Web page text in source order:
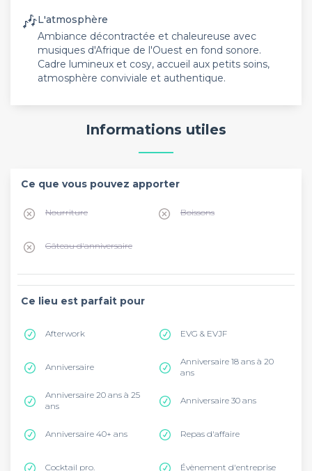
🎶L'atmosphère
Ambiance décontractée et chaleureuse avec
musiques d'Afrique de l'Ouest en fond sonore.
Cadre lumineux et cosy, accueil aux petits soins,
atmosphère conviviale et authentique.
Informations utiles
Ce que vous pouvez apporter
Nourriture Boissons
Gâteau d'anniversaire
Ce lieu est parfait pour
Afterwork EVG & EVJF
Anniversaire
Anniversaire 18 ans à 20
ans
Anniversaire 20 ans à 25
ans
Anniversaire 30 ans
Anniversaire 40+ ans Repas d'affaire
Cocktail pro. Évènement d'entreprise